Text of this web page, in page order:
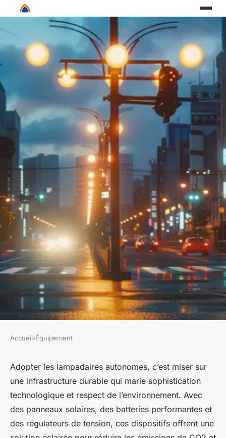
ÉQUIPEMENT
Lampadaire autonome: la clé
d'une infrastructure durable
Mya •27 juin 2024•2 min de lecture
Accueil›Équipement
Adopter les lampadaires autonomes, c’est miser sur
une infrastructure durable qui marie sophistication
technologique et respect de l’environnement. Avec
des panneaux solaires, des batteries performantes et
des régulateurs de tension, ces dispositifs offrent une